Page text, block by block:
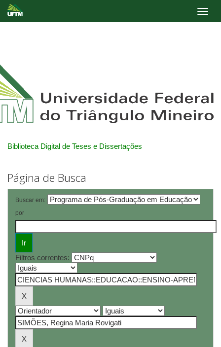
Biblioteca Digital de Teses e Dissertações
Página de Busca
Buscar em:
por
Filtros correntes: